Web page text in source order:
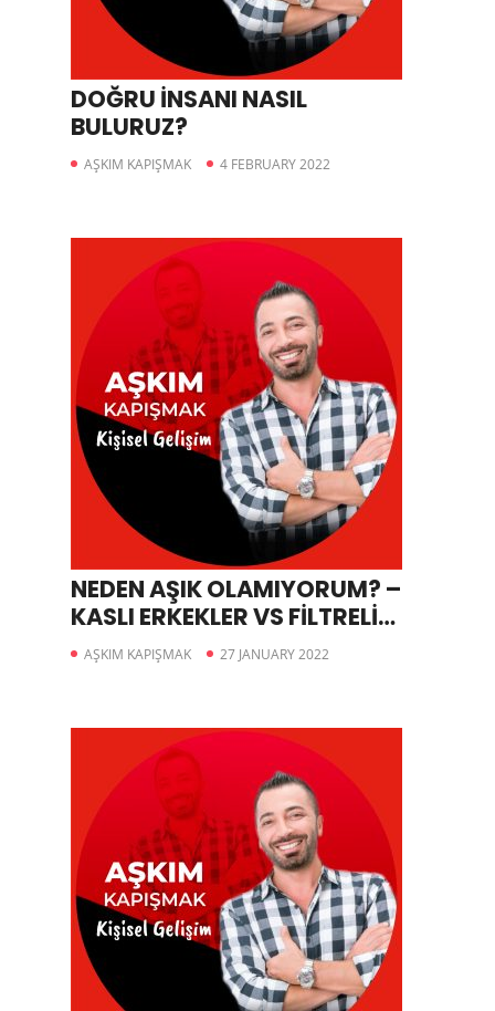
DOĞRU İNSANI NASIL
BULURUZ?
AŞKIM KAPIŞMAK 4 FEBRUARY 2022
NEDEN AŞIK OLAMIYORUM? –
KASLI ERKEKLER VS FİLTRELİ
KADINLAR
AŞKIM KAPIŞMAK 27 JANUARY 2022